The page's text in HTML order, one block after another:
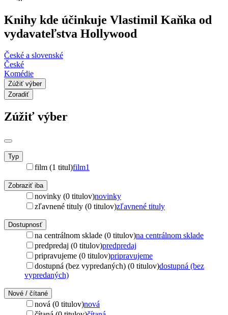
Knihy kde účinkuje Vlastimil Kaňka od
vydavateľstva Hollywood
České a slovenské
České
Komédie
Zúžiť výber
Zoradiť
Zúžiť výber
Typ
film (1 titul)film1
Zobraziť iba
novinky (0 titulov)novinky
zľavnené tituly (0 titulov)zľavnené tituly
Dostupnosť
na centrálnom sklade (0 titulov)na centrálnom sklade
predpredaj (0 titulov)predpredaj
pripravujeme (0 titulov)pripravujeme
dostupná (bez vypredaných) (0 titulov)dostupná (bez
vypredaných)
Nové / čítané
nová (0 titulov)nová